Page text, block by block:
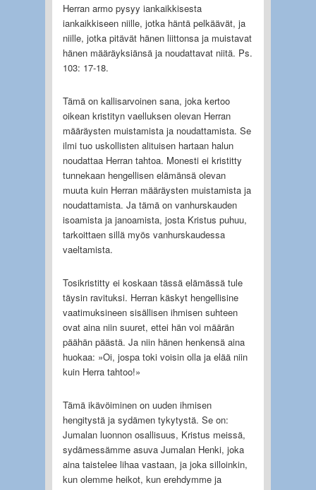
Herran armo pysyy iankaikkisesta
iankaikkiseen niille, jotka häntä pelkäävät, ja
niille, jotka pitävät hänen liittonsa ja muistavat
hänen määräyksiänsä ja noudattavat niitä. Ps.
103: 17-18.
Tämä on kallisarvoinen sana, joka kertoo
oikean kristityn vaelluksen olevan Herran
määräysten muistamista ja noudattamista. Se
ilmi tuo uskollisten alituisen hartaan halun
noudattaa Herran tahtoa. Monesti ei kristitty
tunnekaan hengellisen elämänsä olevan
muuta kuin Herran määräysten muistamista ja
noudattamista. Ja tämä on vanhurskauden
isoamista ja janoamista, josta Kristus puhuu,
tarkoittaen sillä myös vanhurskaudessa
vaeltamista.
Tosikristitty ei koskaan tässä elämässä tule
täysin ravituksi. Herran käskyt hengellisine
vaatimuksineen sisällisen ihmisen suhteen
ovat aina niin suuret, ettei hän voi määrän
päähän päästä. Ja niin hänen henkensä aina
huokaa: »Oi, jospa toki voisin olla ja elää niin
kuin Herra tahtoo!»
Tämä ikävöiminen on uuden ihmisen
hengitystä ja sydämen tykytystä. Se on:
Jumalan luonnon osallisuus, Kristus meissä,
sydämessämme asuva Jumalan Henki, joka
aina taistelee lihaa vastaan, ja joka silloinkin,
kun olemme heikot, kun erehdymme ja